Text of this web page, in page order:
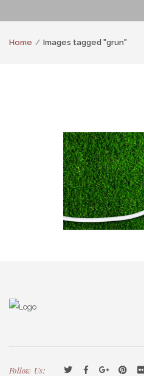
Home Images tagged "grun"
Follow Us: